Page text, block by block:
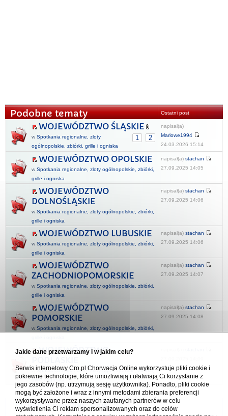
Podobne tematy Ostatni post
WOJEWÓDZTWO ŚLĄSKIE
1 2
w Spotkania regionalne, zloty
ogólnopolskie, zbiórki, grille i ogniska
napisał(a)
Marlowe1994
24.03.2026 15:14
WOJEWÓDZTWO OPOLSKIE
w Spotkania regionalne, zloty ogólnopolskie, zbiórki,
grille i ogniska
napisał(a) stachan
27.09.2025 14:05
WOJEWÓDZTWO
DOLNOŚLĄSKIE
w Spotkania regionalne, zloty ogólnopolskie, zbiórki,
grille i ogniska
napisał(a) stachan
27.09.2025 14:06
WOJEWÓDZTWO LUBUSKIE
w Spotkania regionalne, zloty ogólnopolskie, zbiórki,
grille i ogniska
napisał(a) stachan
27.09.2025 14:06
WOJEWÓDZTWO
ZACHODNIOPOMORSKIE
w Spotkania regionalne, zloty ogólnopolskie, zbiórki,
grille i ogniska
napisał(a) stachan
27.09.2025 14:07
WOJEWÓDZTWO
POMORSKIE
w Spotkania regionalne, zloty ogólnopolskie, zbiórki,
napisał(a) stachan
27.09.2025 14:08
WOJEWÓDZTWO
wSpotkania regionalne, zloty ogólnopolskie, zbiórki,
grille i ogniska
Forum Chorwacja Online - Cro.pl
Jakie dane przetwarzamy i w jakim celu?
Serwis internetowy Cro.pl Chorwacja Online wykorzystuje pliki cookie i
pokrewne technologie, które umożliwiają i ułatwiają Ci korzystanie z
jego zasobów (np. utrzymują sesję użytkownika). Ponadto, pliki cookie
mogą być założone i wraz z innymi metodami zbierania preferencji
wykorzystywane przez naszych zaufanych partnerów w celu
wyświetlenia Ci reklam spersonalizowanych oraz do celów